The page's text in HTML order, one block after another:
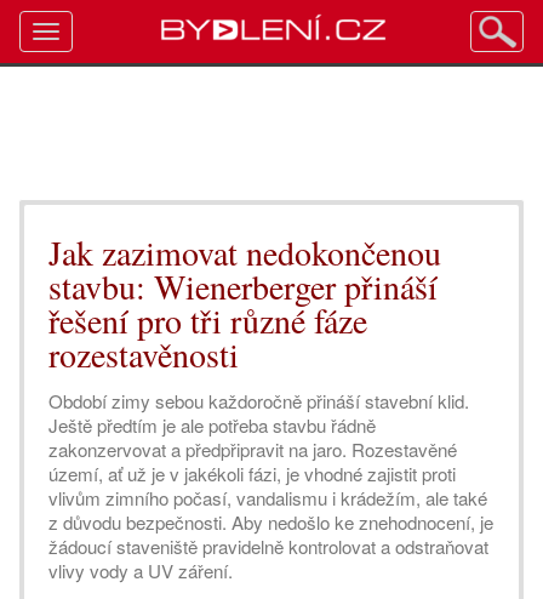
Jak zazimovat nedokončenou
stavbu: Wienerberger přináší
řešení pro tři různé fáze
rozestavěnosti
Období zimy sebou každoročně přináší stavební klid.
Ještě předtím je ale potřeba stavbu řádně
zakonzervovat a předpřipravit na jaro. Rozestavěné
území, ať už je v jakékoli fázi, je vhodné zajistit proti
vlivům zimního počasí, vandalismu i krádežím, ale také
z důvodu bezpečnosti. Aby nedošlo ke znehodnocení, je
žádoucí staveniště pravidelně kontrolovat a odstraňovat
vlivy vody a UV záření.
Toggle
navigation